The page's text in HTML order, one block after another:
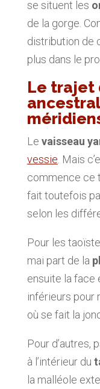
se situent les
de la gorge.
distribution de
plus dans le
Le trajet
Le vaisseau
vessie. Mais
commence ce
fait toutefois
selon les
Pour les
mai part de la
ensuite la face
inférieurs pour
où se fait la
Pour d’autres,
à l’intérieur du
la malléole